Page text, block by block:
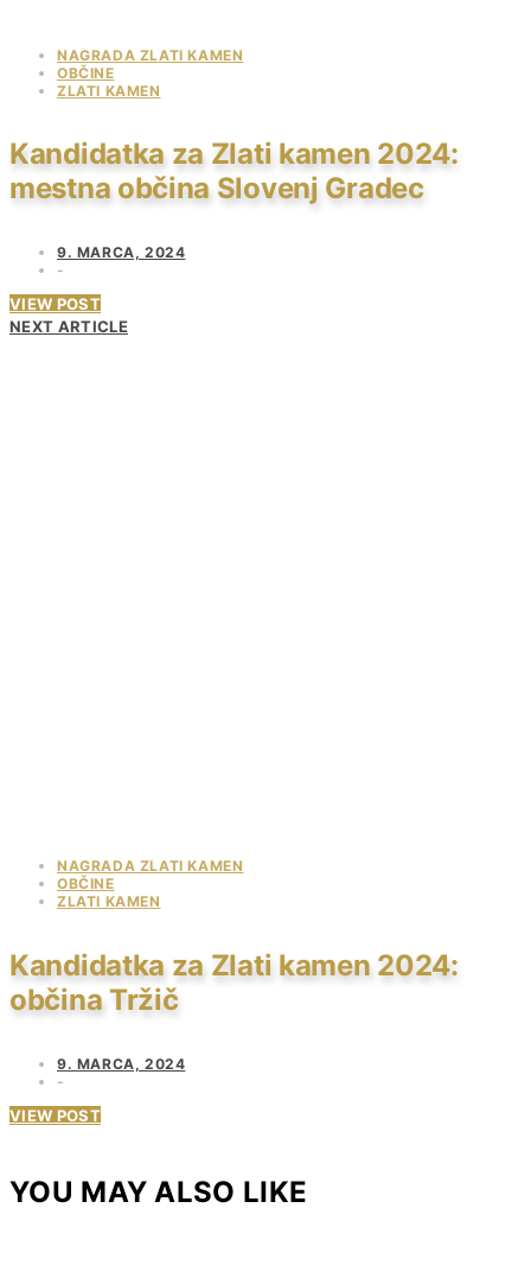
NAGRADA ZLATI KAMEN
OBČINE
ZLATI KAMEN
Kandidatka za Zlati kamen 2024:
mestna občina Slovenj Gradec
9. MARCA, 2024
VIEW POST
NEXT ARTICLE
NAGRADA ZLATI KAMEN
OBČINE
ZLATI KAMEN
Kandidatka za Zlati kamen 2024:
občina Tržič
9. MARCA, 2024
VIEW POST
YOU MAY ALSO LIKE